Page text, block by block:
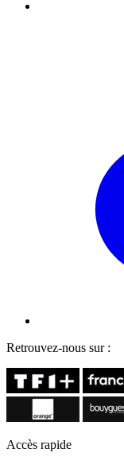
Retrouvez-nous sur :
Accès rapide